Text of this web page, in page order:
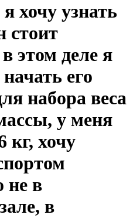
хочу узнать
стоит
этом деле я
его
набора веса
у меня
кг, хочу
не в
в